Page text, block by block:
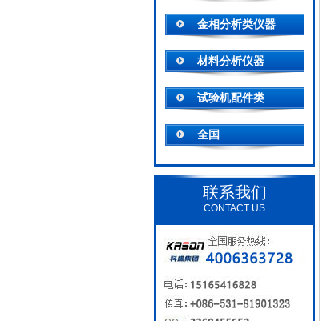
金相分析类仪器
材料分析仪器
试验机配件类
全国
联系我们
CONTACT US